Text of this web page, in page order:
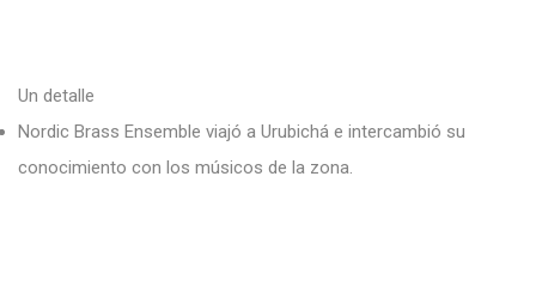
Un detalle
Nordic Brass Ensemble viajó a Urubichá e intercambió su
conocimiento con los músicos de la zona.